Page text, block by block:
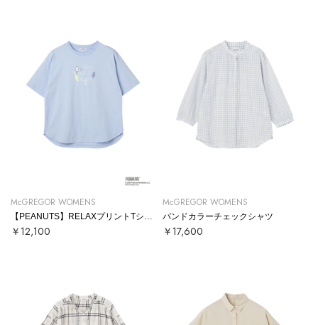
McGREGOR WOMENS
￥12,100
McGREGOR WOMENS
バンドカラーチェックシャツ
￥17,600